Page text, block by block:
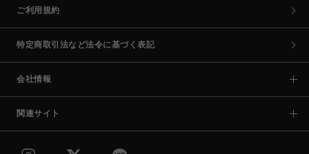
ご利用規約
特定商取引法など法令に基づく表記
会社情報
関連サイト